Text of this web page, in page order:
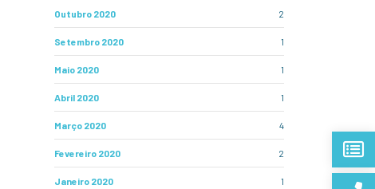
Outubro 2020 2
Setembro 2020 1
Maio 2020 1
Abril 2020 1
Março 2020 4
Fevereiro 2020 2
Janeiro 2020 1